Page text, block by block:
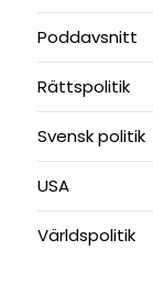
Poddavsnitt
Rättspolitik
Svensk politik
USA
Världspolitik